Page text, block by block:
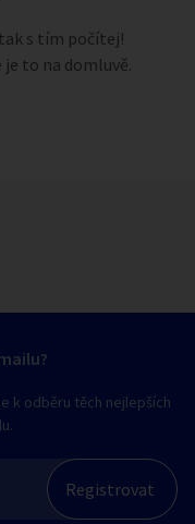
s tím počítej!
je to na domluvě.
k odběru těch nejlepších